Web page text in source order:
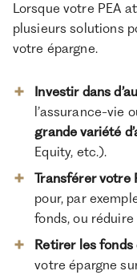
Lorsque votre PEA
plusieurs solutions
votre épargne.
Investir dans
l’assurance-vie
grande variété
Equity, etc.).
Transférer votre
pour, par
fonds, ou
Retirer les
votre épargne